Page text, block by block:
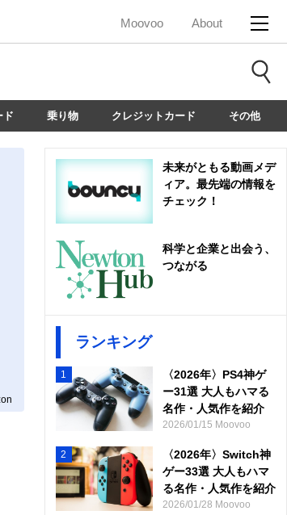
Moovoo About
ド 乗り物 クレジットカード その他
未来がともる動画メデ
ィア。最先端の情報を
チェック！
科学と企業と出会う、
つながる
ランキング
1
〈2026年〉PS4神ゲ
ー31選 大人もハマる
名作・人気作を紹介
2026/01/15 Moovoo
2
〈2026年〉Switch神
ゲー33選 大人もハマ
る名作・人気作を紹介
2026/01/28 Moovoo